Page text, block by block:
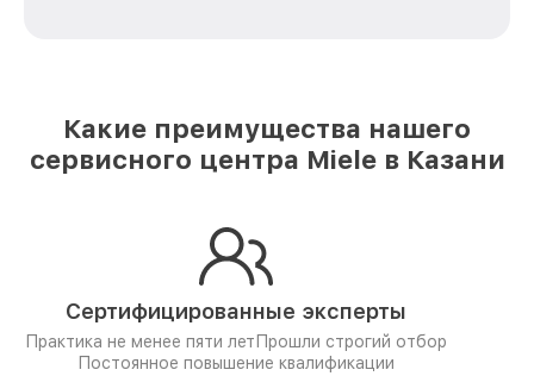
Какие преимущества нашего
сервисного центра Miele в Казани
Сертифицированные эксперты
Практика не менее пяти лет Прошли строгий отбор
Постоянное повышение квалификации